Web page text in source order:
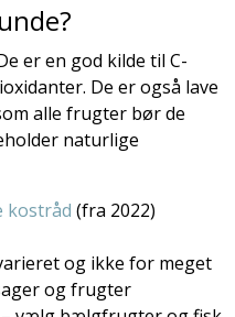
er en god kilde til C-
De er også lave
alle frugter bør de
naturlige
kostråd (fra 2022)
og ikke for meget
og frugter